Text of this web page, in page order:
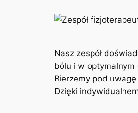
Nasz zespół
bólu i w optymalnym
Bierzemy pod
Dzięki